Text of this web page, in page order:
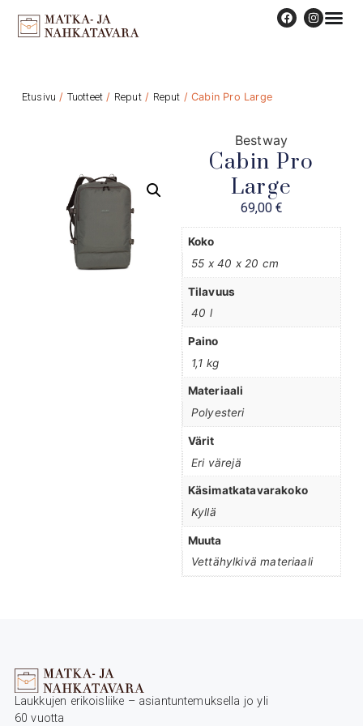
Etusivu / Tuotteet / Reput/ Reput / Cabin Pro Large
Bestway
Cabin Pro
Large
69,00 €
Koko
55 x 40 x 20 cm
Tilavuus
40 l
Paino
1,1 kg
Materiaali
Polyesteri
Värit
Eri värejä
Käsimatkatavarakoko
Kyllä
Muuta
Vettähylkivä materiaali
Laukkujen erikoisliike – asiantuntemuksella jo yli
60 vuotta